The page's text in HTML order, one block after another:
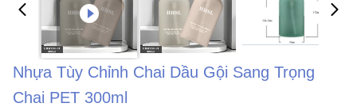
Nhựa Tùy Chỉnh Chai Dầu Gội Sang Trọng
Chai PET 300ml